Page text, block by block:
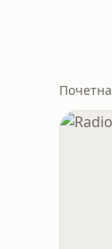
Почетна